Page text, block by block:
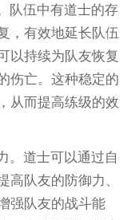
队伍中有道士的存
，有效地延长队伍
以持续为队友恢复
伤亡。这种稳定的
从而提高练级的效
。道士可以通过自
高队友的防御力、
强队友的战斗能